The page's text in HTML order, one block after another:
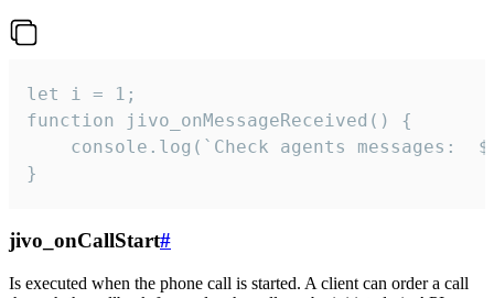
let i = 1;
function jivo_onMessageReceived() {
}
jivo_onCallStart#
Is executed when the phone call is started. A client can order a call